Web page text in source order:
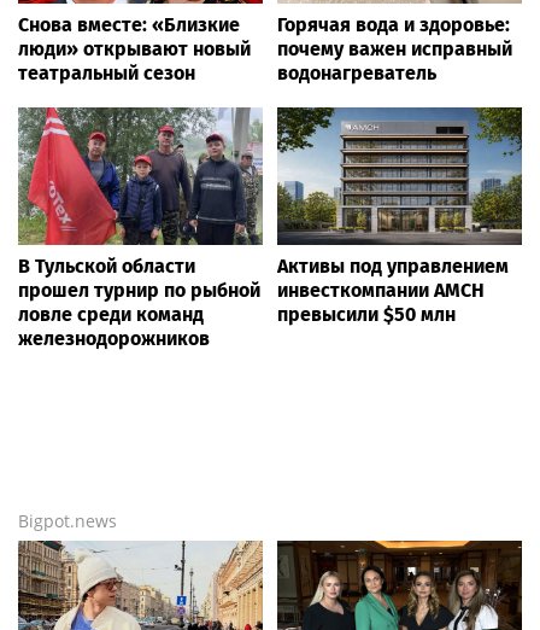
Снова вместе: «Близкие
люди» открывают новый
театральный сезон
Горячая вода и здоровье:
почему важен исправный
водонагреватель
В Тульской области
прошел турнир по рыбной
ловле среди команд
железнодорожников
Активы под управлением
инвесткомпании AMCH
превысили $50 млн
Bigpot.news